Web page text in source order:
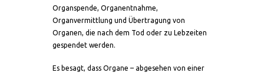
Organspende, Organentnahme,
Organvermittlung und Übertragung von
Organen, die nach dem Tod oder zu Lebzeiten
gespendet werden.
Es besagt, dass Organe – abgesehen von einer